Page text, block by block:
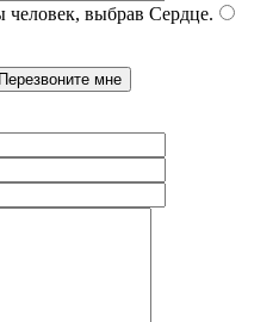
человек, выбрав Сердце.